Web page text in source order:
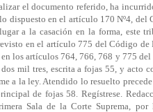
el documento referido, ha
dispuesto en el artículo 170 Nº4, del
a la casación en la forma, este
en el artículo 775 del Código
los artículos 764, 766, 768 y 775
mil tres, escrita a fojas 55, y acto
a la ley. Atendido lo resuelto
de fojas 58. Regístrese.
Sala de la Corte Suprema, por